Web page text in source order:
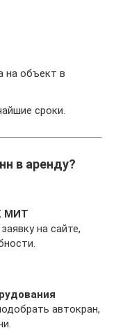
на объект в
сроки.
в аренду?
МИТ
на сайте,
автокран,